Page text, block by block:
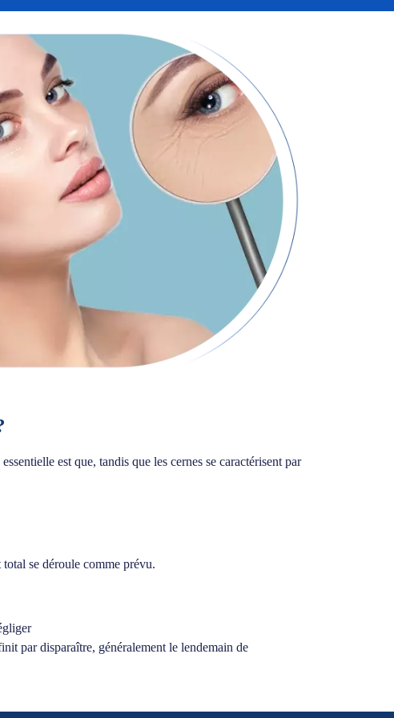
est que, tandis que les cernes se caractérisent par
se déroule comme prévu.
par disparaître, généralement le lendemain de